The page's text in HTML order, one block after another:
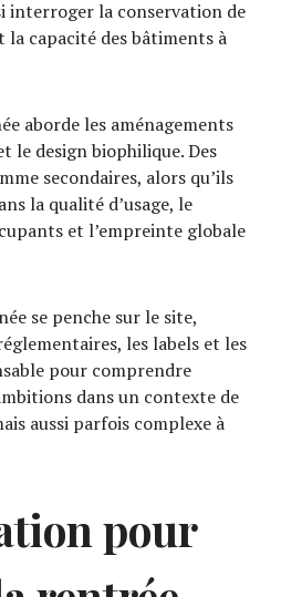
interroger la conservation de
la capacité des bâtiments à
aborde les aménagements
le design biophilique. Des
secondaires, alors qu’ils
la qualité d’usage, le
et l’empreinte globale
se penche sur le site,
les labels et les
pour comprendre
dans un contexte de
aussi parfois complexe à
pour